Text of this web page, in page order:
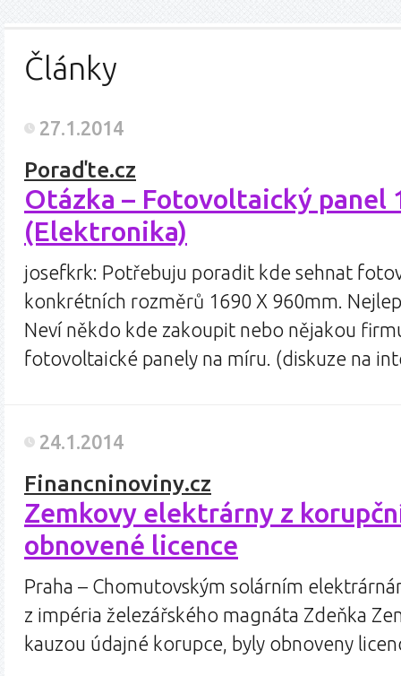
Články
27.1.2014
Poraďte.cz
Otázka – Fotovoltaický panel
(Elektronika)
josefkrk: Potřebuju poradit kde sehnat
konkrétních rozměrů 1690 X 960mm.
Neví někdo kde zakoupit nebo nějakou
fotovoltaické panely na míru. (diskuze na
24.1.2014
Financninoviny.cz
Zemkovy elektrárny z
obnovené licence
Praha – Chomutovským solárním
z impéria železářského magnáta Zdeňka
kauzou údajné korupce, byly obnoveny